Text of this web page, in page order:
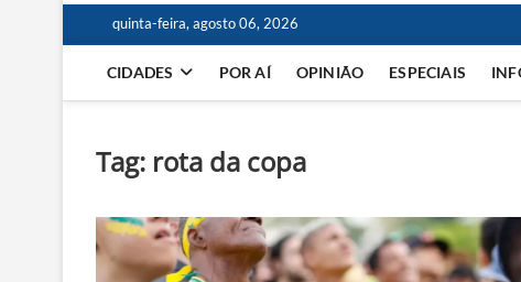
quinta-feira, agosto 06, 2026
CIDADES POR AÍ OPINIÃO ESPECIAIS
Tag: rota da copa